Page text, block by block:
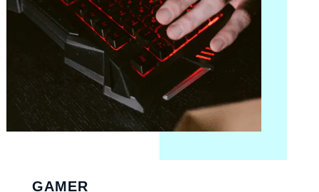
GAMER